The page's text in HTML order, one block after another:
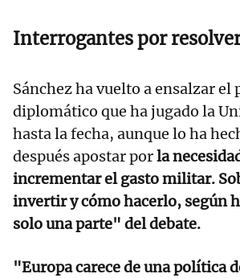
Interrogantes por
Sánchez ha vuelto a ensalzar el
diplomático que ha jugado la
hasta la fecha, aunque lo ha
después apostar porla
incrementar el gasto militar.
invertir y cómo hacerlo, según
solo una parte" del debate.
"Europa carece de una política